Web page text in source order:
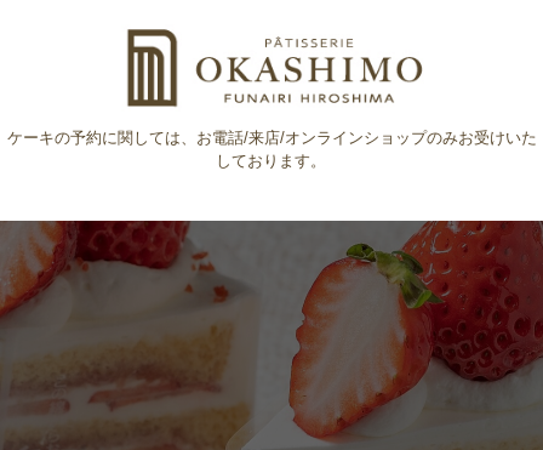
ケーキの予約に関しては、​​​​​​​お電話/来店/オンラインショップのみお受けいた
しております。